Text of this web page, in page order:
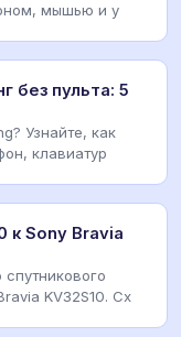
мышью и у
без пульта: 5
Узнайте, как
клавиатур
к Sony Bravia
KV32S10. Сх